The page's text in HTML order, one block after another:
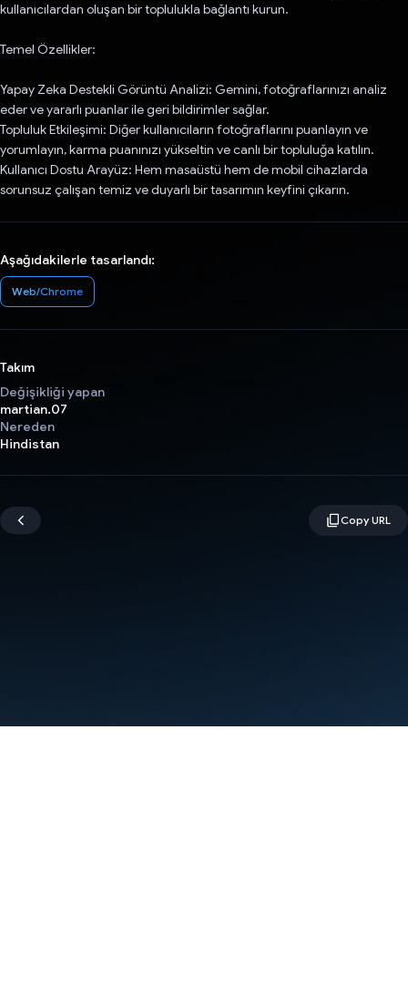
kullanıcılardan oluşan bir toplulukla bağlantı kurun.
Temel Özellikler:
Yapay Zeka Destekli Görüntü Analizi: Gemini, fotoğraflarınızı analiz
eder ve yararlı puanlar ile geri bildirimler sağlar.
Topluluk Etkileşimi: Diğer kullanıcıların fotoğraflarını puanlayın ve
yorumlayın, karma puanınızı yükseltin ve canlı bir topluluğa katılın.
Kullanıcı Dostu Arayüz: Hem masaüstü hem de mobil cihazlarda
sorunsuz çalışan temiz ve duyarlı bir tasarımın keyfini çıkarın.
Aşağıdakilerle tasarlandı:
Web/Chrome
Takım
Değişikliği yapan
martian.07
Nereden
Hindistan